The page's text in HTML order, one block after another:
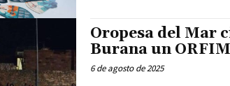
Oropesa del Mar
Burana un
6 de agosto de 2025